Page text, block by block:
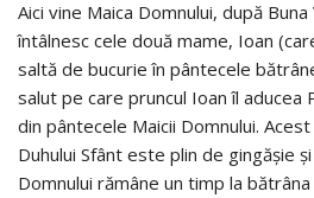
Aici vine Maica Domnului, după
întâlnesc cele două mame, Ioan
saltă de bucurie în pântecele
salut pe care pruncul Ioan îl aducea
din pântecele Maicii Domnului.
Duhului Sfânt este plin de gingășie
Domnului rămâne un timp la